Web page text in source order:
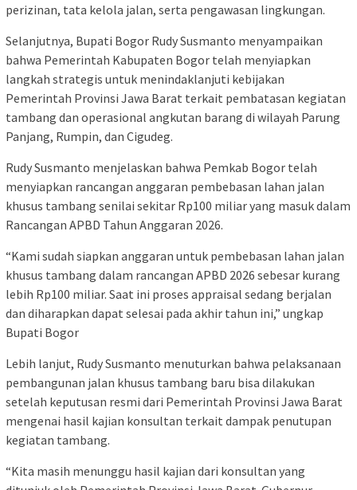
perizinan, tata kelola jalan, serta pengawasan lingkungan.
Selanjutnya, Bupati Bogor Rudy Susmanto menyampaikan
bahwa Pemerintah Kabupaten Bogor telah menyiapkan
langkah strategis untuk menindaklanjuti kebijakan
Pemerintah Provinsi Jawa Barat terkait pembatasan kegiatan
tambang dan operasional angkutan barang di wilayah Parung
Panjang, Rumpin, dan Cigudeg.
Rudy Susmanto menjelaskan bahwa Pemkab Bogor telah
menyiapkan rancangan anggaran pembebasan lahan jalan
khusus tambang senilai sekitar Rp100 miliar yang masuk dalam
Rancangan APBD Tahun Anggaran 2026.
“Kami sudah siapkan anggaran untuk pembebasan lahan jalan
khusus tambang dalam rancangan APBD 2026 sebesar kurang
lebih Rp100 miliar. Saat ini proses appraisal sedang berjalan
dan diharapkan dapat selesai pada akhir tahun ini,” ungkap
Bupati Bogor
Lebih lanjut, Rudy Susmanto menuturkan bahwa pelaksanaan
pembangunan jalan khusus tambang baru bisa dilakukan
setelah keputusan resmi dari Pemerintah Provinsi Jawa Barat
mengenai hasil kajian konsultan terkait dampak penutupan
kegiatan tambang.
“Kita masih menunggu hasil kajian dari konsultan yang